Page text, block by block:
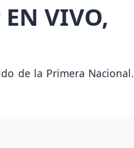
VIVO,
de la Primera Nacional.